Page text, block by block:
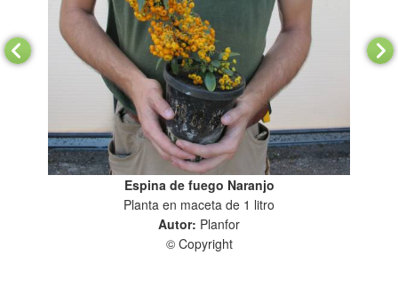
Espina de fuego Naranjo
Planta en maceta de 1 litro
Autor: Planfor
© Copyright